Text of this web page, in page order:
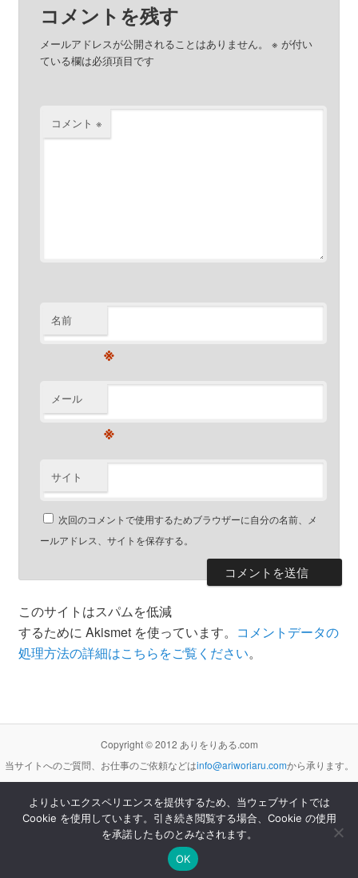
コメントを残す
メールアドレスが公開されることはありません。 ※ が付い
ている欄は必須項目です
コメント ※
名前
※
メール
※
サイト
次回のコメントで使用するためブラウザーに自分の名前、メ
ールアドレス、サイトを保存する。
このサイトはスパムを低減
するために Akismet を使っています。 コメントデータの
処理方法の詳細はこちらをご覧ください。
Copyright © 2012 ありをりある.com
当サイトへのご質問、お仕事のご依頼などはinfo@ariworiaru.comから承ります。
本サイトの記事・内容は クリエイティブ・コモンズ 表示 - 非営利 - 改変禁止 3.0 非移植 ライセンス
の下に提供します。
Proudly powered by WordPress
よりよいエクスペリエンスを提供するため、当ウェブサイトでは
Cookie を使用しています。引き続き閲覧する場合、Cookie の使用
を承諾したものとみなされます。
OK